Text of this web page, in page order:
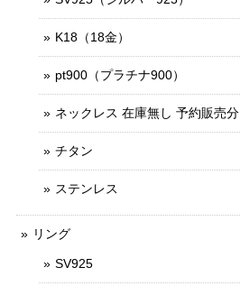
K18（18金）
pt900（プラチナ900）
ネックレス 在庫無し 予約販売分
チタン
ステンレス
リング
SV925